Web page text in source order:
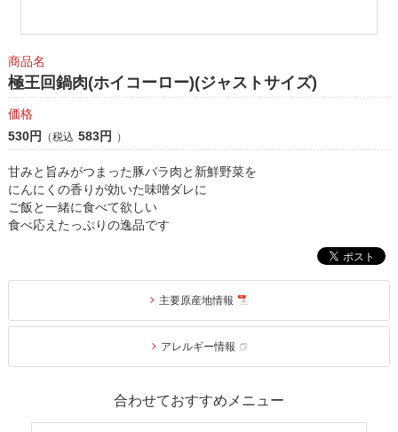
商品名
極王回鍋肉(ホイコーロー)(ジャストサイズ)
価格
530円
（税込 583円 ）
甘みと旨みがつまった豚バラ肉と新鮮野菜を
にんにくの香りが効いた味噌ダレに
ご飯と一緒に食べて欲しい
食べ応えたっぷりの逸品です
主要原産地情報
アレルギー情報
合わせておすすめメニュー